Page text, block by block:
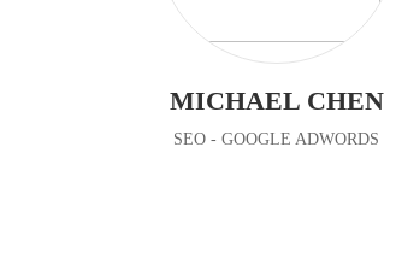
MICHAEL CHEN
SEO - GOOGLE ADWORDS